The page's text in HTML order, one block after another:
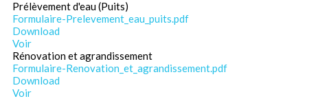
Prélèvement d'eau (Puits)
Formulaire-Prelevement_eau_puits.pdf
Download
Voir
Rénovation et agrandissement
Formulaire-Renovation_et_agrandissement.pdf
Download
Voir